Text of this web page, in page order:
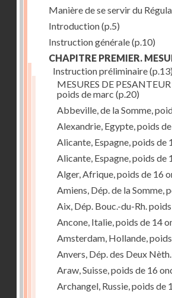
Manière de se servir du
Introduction(p.5)
Instruction générale(p.10)
CHAPITRE PREMIER.
Instruction préliminaire(p.13)
MESURES DE
poids de marc (p.20)
Abbeville, de la Somme,
Alexandrie, Egypte, poids
Alicante, Espagne, poids de
Alicante, Espagne, poids de
Alger, Afrique, poids de 16
Amiens, Dép. de la Somme,
Aix, Dép. Bouc.-du-Rh.
Ancone, Italie, poids de 14
Amsterdam, Hollande,
Anvers, Dép. des Deux
Araw, Suisse, poids de 16
Archangel, Russie, poids de